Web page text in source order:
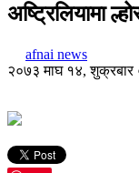
अष्ट्रिलियामा
afnai news
२०७३ माघ १४,